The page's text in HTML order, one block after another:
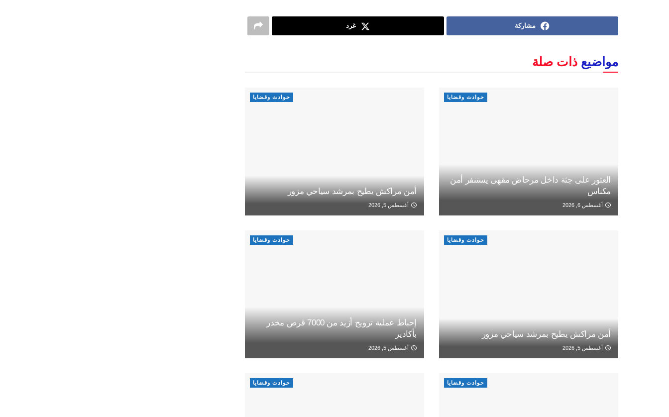
مشاركة غرد
مواضيع ذات صلة
حوادث وقضايا
العثور على جثة داخل مرحاض مقهى يستنفر أمن
مكناس
أغسطس 6, 2026
حوادث وقضايا
أمن مراكش يطيح بمرشد سياحي مزور
أغسطس 5, 2026
حوادث وقضايا
أمن مراكش يطيح بمرشد سياحي مزور
أغسطس 5, 2026
حوادث وقضايا
إحباط عملية ترويج أزيد من 7000 قرص مخدر
بأكادير
أغسطس 5, 2026
حوادث وقضايا حوادث وقضايا